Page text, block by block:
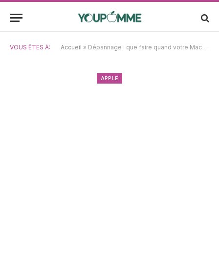
VOUS ÊTES À: Accueil » Dépannage : que faire quand votre Mac ne lance pas le mode récupération ?
APPLE